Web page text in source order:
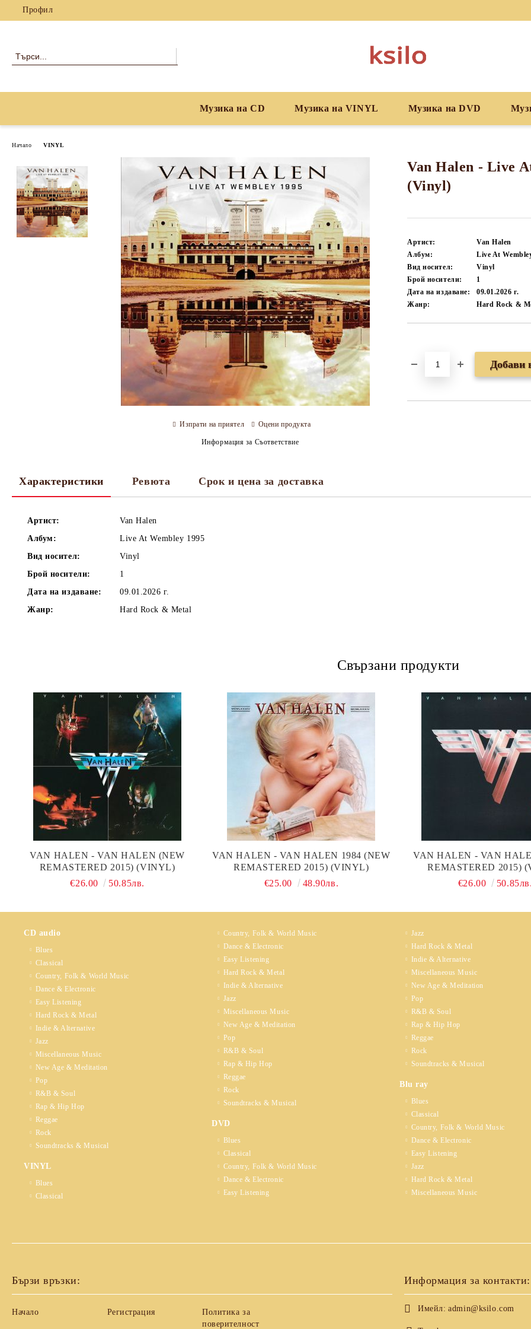
Профил
Музика на CD Музика на VINYL Музика на DVD
Начало VINYL
Van Halen - Live
(Vinyl)
Артист:
Van Halen
Албум:
Live At
Вид носител:
Vinyl
Брой носители:
1
Дата на издаване:
09.01.2026 г.
Жанр:
Hard Rock &
Изпрати на приятел Оцени продукта
Информация за Съответствие
Характеристики Ревюта Срок и цена за доставка
Артист:
Van Halen
Албум:
Live At Wembley 1995
Вид носител:
Vinyl
Брой носители:
1
Дата на издаване:
09.01.2026 г.
Жанр:
Hard Rock & Metal
Свързани продукти
VAN HALEN - VAN HALEN (NEW
REMASTERED 2015) (VINYL)
€26.00
50.85лв.
VAN HALEN - VAN HALEN 1984 (NEW
REMASTERED 2015) (VINYL)
€25.00
48.90лв.
VAN HALEN - VAN
REMASTERED 2015)
€26.00
CD audio
Blues
Classical
Country, Folk & World Music
Dance & Electronic
Easy Listening
Hard Rock & Metal
Indie & Alternative
Jazz
Miscellaneous Music
New Age & Meditation
Pop
R&B & Soul
Rap & Hip Hop
Reggae
Rock
Soundtracks & Musical
VINYL
Blues
Classical
Country, Folk & World Music
Dance & Electronic
Easy Listening
Hard Rock & Metal
Indie & Alternative
Jazz
Miscellaneous Music
New Age & Meditation
Pop
R&B & Soul
Rap & Hip Hop
Reggae
Rock
Soundtracks & Musical
DVD
Blues
Classical
Country, Folk & World Music
Dance & Electronic
Easy Listening
Jazz
Hard Rock & Metal
Indie & Alternative
Miscellaneous Music
New Age & Meditation
Pop
R&B & Soul
Rap & Hip Hop
Reggae
Rock
Soundtracks & Musical
Blu ray
Blues
Classical
Country, Folk & World Music
Dance & Electronic
Easy Listening
Jazz
Hard Rock & Metal
Miscellaneous Music
Бързи връзки:
Начало Регистрация
Политика за
поверителност
Информация за контакти:
Имейл: admin@ksilo.com